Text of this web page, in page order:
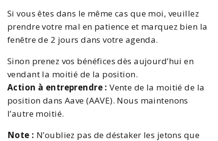
Si vous êtes dans le même cas que moi, veuillez
prendre votre mal en patience et marquez bien la
fenêtre de 2 jours dans votre agenda.
Sinon prenez vos bénéfices dès aujourd’hui en
vendant la moitié de la position.
Action à entreprendre : Vente de la moitié de la
position dans Aave (AAVE). Nous maintenons
l’autre moitié.
Note : N’oubliez pas de déstaker les jetons que